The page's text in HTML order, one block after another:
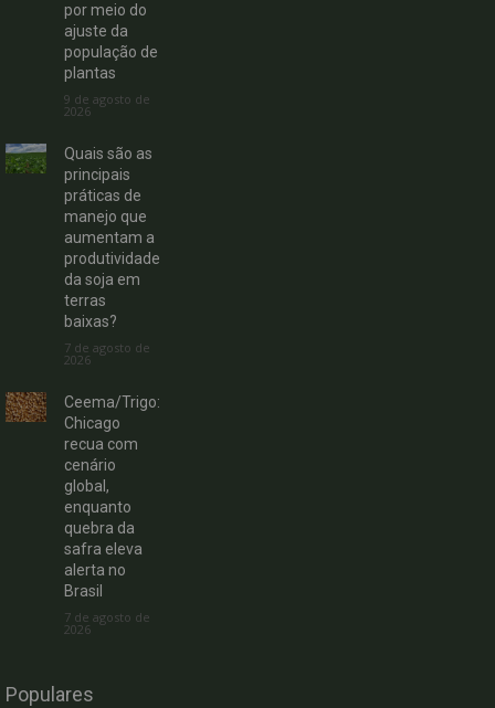
por meio do
ajuste da
população de
plantas
9 de agosto de
2026
Quais são as
principais
práticas de
manejo que
aumentam a
produtividade
da soja em
terras
baixas?
7 de agosto de
2026
Ceema/Trigo:
Chicago
recua com
cenário
global,
enquanto
quebra da
safra eleva
alerta no
Brasil
7 de agosto de
2026
Populares